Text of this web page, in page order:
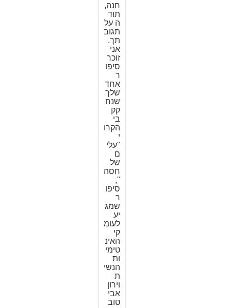
חנה,
תוד
ה על
תגוב
תך.
אני
זוכר
סיפו
ר
אחד
שלך
שנח
קק
בי
הקרו
י
"עלי
ם
של
חסה
",
סיפו
ר
שמג
יע
לעומ
קי
האינ
טימי
ות
הנשי
ת
וירון
אבי
טוב